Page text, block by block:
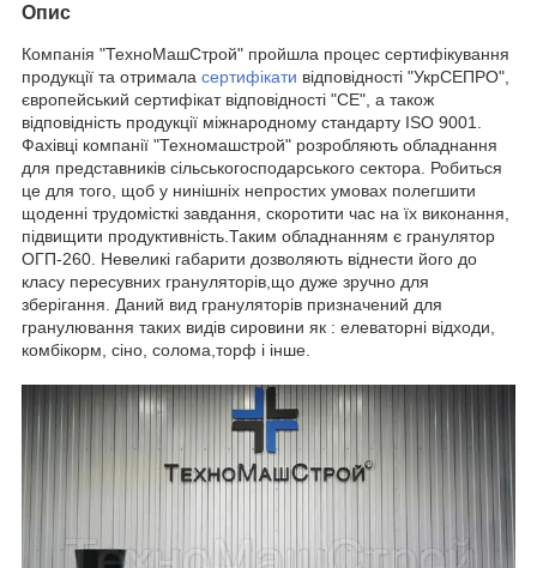
Опис
Компанія "ТехноМашСтрой" пройшла процес сертифікування
продукції та отримала сертифікати відповідності "УкрСЕПРО",
європейський сертифікат відповідності "СЕ", а також
відповідність продукції міжнародному стандарту ISO 9001.
Фахівці компанії "Техномашстрой" розробляють обладнання
для представників сільськогосподарського сектора. Робиться
це для того, щоб у нинішніх непростих умовах полегшити
щоденні трудомісткі завдання, скоротити час на їх виконання,
підвищити продуктивність.Таким обладнанням є гранулятор
ОГП-260. Невеликі габарити дозволяють віднести його до
класу пересувних грануляторів,що дуже зручно для
зберігання. Даний вид грануляторів призначений для
гранулювання таких видів сировини як : елеваторні відходи,
комбікорм, сіно, солома,торф і інше.